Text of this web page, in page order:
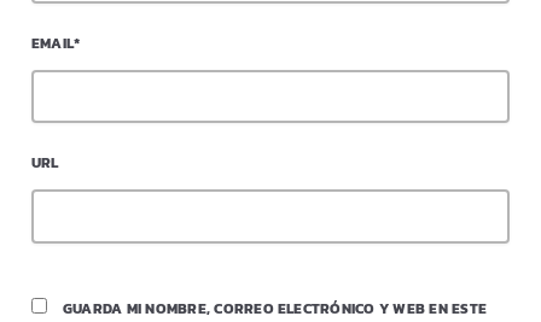
EMAIL*
URL
GUARDA MI NOMBRE, CORREO ELECTRÓNICO Y WEB EN ESTE